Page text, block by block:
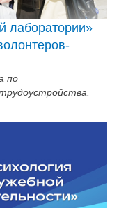
лаборатории»
по